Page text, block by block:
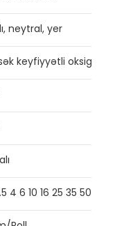
neytral, yer
keyfiyyətli oksigensiz
4 6 10 16 25 35 50